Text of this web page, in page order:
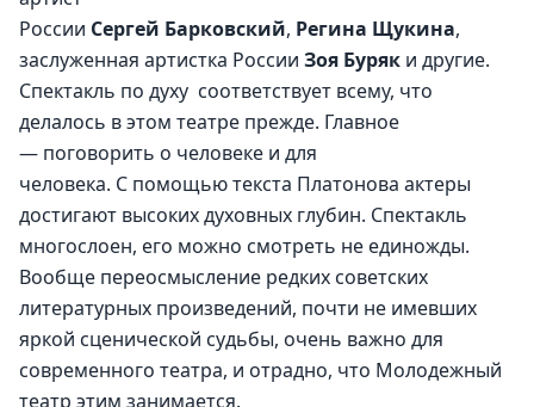
России Сергей Барковский, Регина Щукина,
заслуженная артистка России Зоя Буряк и другие.
Спектакль по духу  соответствует всему, что
делалось в этом театре прежде. Главное
— поговорить о человеке и для
человека. С помощью текста Платонова актеры
достигают высоких духовных глубин. Спектакль
многослоен, его можно смотреть не единожды.
Вообще переосмысление редких советских
литературных произведений, почти не имевших
яркой сценической судьбы, очень важно для
современного театра, и отрадно, что Молодежный
театр этим занимается.